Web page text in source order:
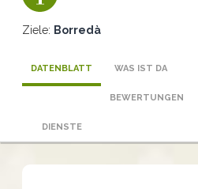
Ziele: Borredà
DATENBLATT WAS IST DA
BEWERTUNGEN
DIENSTE